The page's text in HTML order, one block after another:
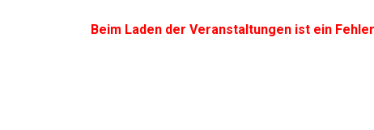
Beim Laden der Veranstaltungen ist ein